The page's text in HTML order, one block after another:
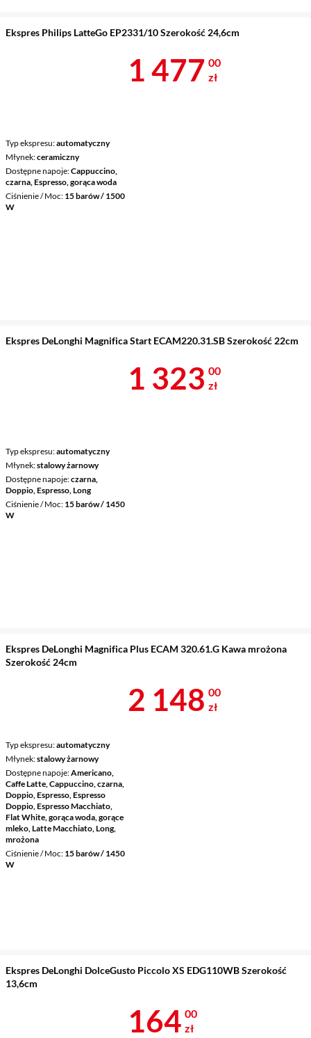
Ekspres Philips LatteGo EP2331/10 Szerokość 24,6cm
Typ ekspresu automatyczny
Młynek ceramiczny
Dostępne napoje Cappuccino,
czarna, Espresso, gorąca woda
Ciśnienie / Moc 15 barów / 1500
W
Cena 1 477 zł
1 477 00
zł
Ekspres DeLonghi Magnifica Start ECAM220.31.SB Szerokość 22cm
Typ ekspresu automatyczny
Młynek stalowy żarnowy
Dostępne napoje czarna,
Doppio, Espresso, Long
Ciśnienie / Moc 15 barów / 1450
W
Cena 1 323 zł
1 323 00
zł
Ekspres DeLonghi Magnifica Plus ECAM 320.61.G Kawa mrożona
Szerokość 24cm
Typ ekspresu automatyczny
Młynek stalowy żarnowy
Dostępne napoje Americano,
Caffe Latte, Cappuccino, czarna,
Doppio, Espresso, Espresso
Doppio, Espresso Macchiato,
Flat White, gorąca woda, gorące
mleko, Latte Macchiato, Long,
mrożona
Ciśnienie / Moc 15 barów / 1450
W
Cena 2 148 zł
2 148 00
zł
Ekspres DeLonghi DolceGusto Piccolo XS EDG110WB Szerokość
13,6cm
Cena 164 zł
164 00
zł